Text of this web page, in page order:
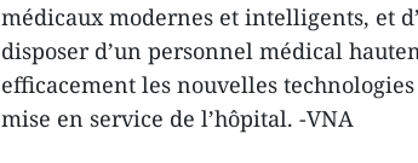
médicaux modernes et intelligents, et
disposer d’un personnel médical
efficacement les nouvelles
mise en service de l’hôpital. -VNA